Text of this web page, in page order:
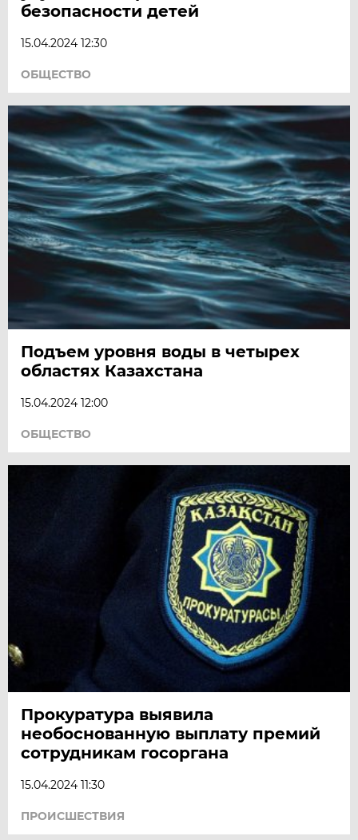
безопасности детей
15.04.2024 12:30
ОБЩЕСТВО
Подъем уровня воды в четырех
областях Казахстана
15.04.2024 12:00
ОБЩЕСТВО
Прокуратура выявила
необоснованную выплату премий
сотрудникам госоргана
15.04.2024 11:30
ПРОИСШЕСТВИЯ